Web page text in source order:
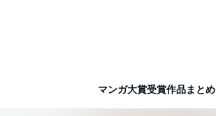
マンガ大賞受賞作品まとめ